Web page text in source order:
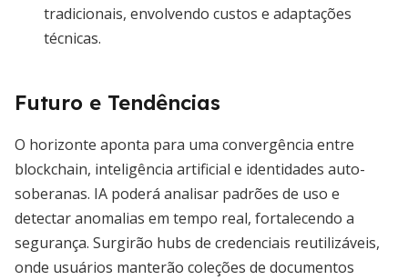
tradicionais, envolvendo custos e adaptações
técnicas.
Futuro e Tendências
O horizonte aponta para uma convergência entre
blockchain, inteligência artificial e identidades auto-
soberanas. IA poderá analisar padrões de uso e
detectar anomalias em tempo real, fortalecendo a
segurança. Surgirão hubs de credenciais reutilizáveis,
onde usuários manterão coleções de documentos